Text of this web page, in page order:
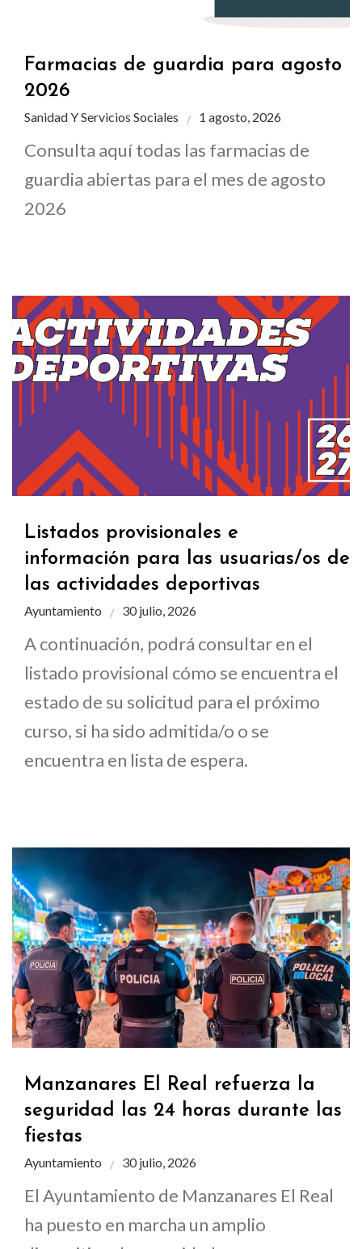
Farmacias de guardia para agosto
2026
Sanidad Y Servicios Sociales 1 agosto, 2026
Consulta aquí todas las farmacias de
guardia abiertas para el mes de agosto
2026
Listados provisionales e
información para las usuarias/os de
las actividades deportivas
Ayuntamiento 30 julio, 2026
A continuación, podrá consultar en el
listado provisional cómo se encuentra el
estado de su solicitud para el próximo
curso, si ha sido admitida/o o se
encuentra en lista de espera.
Manzanares El Real refuerza la
seguridad las 24 horas durante las
fiestas
Ayuntamiento 30 julio, 2026
El Ayuntamiento de Manzanares El Real
ha puesto en marcha un amplio